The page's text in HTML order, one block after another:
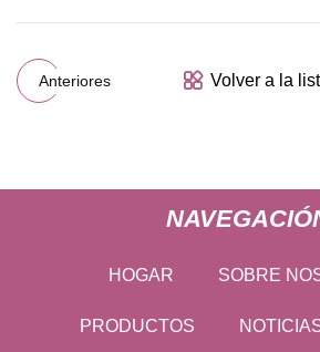
Anteriores Volver a la
HOGAR SOBRE
PRODUCTOS